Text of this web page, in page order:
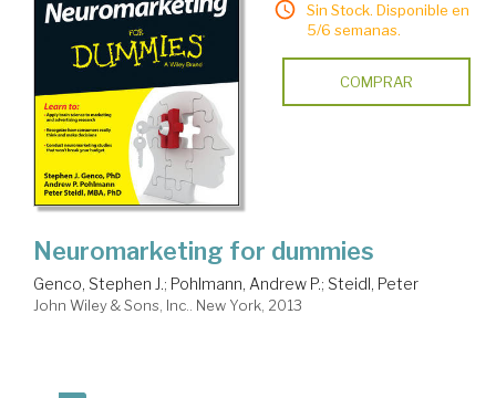
Sin Stock. Disponible en
5/6 semanas.
COMPRAR
Neuromarketing for dummies
Genco, Stephen J.; Pohlmann, Andrew P.; Steidl, Peter
John Wiley & Sons, Inc.. New York, 2013